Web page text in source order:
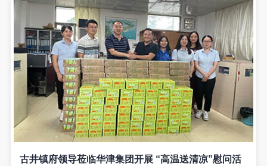
古井镇府领导莅临华津集团开展 “高温送清凉”慰问活